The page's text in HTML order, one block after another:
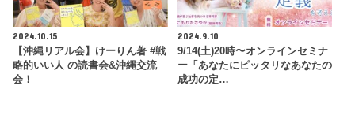
2024.10.15
【沖縄リアル会】けーりん著 #戦
略的いい人 の読書会&沖縄交流
会！
2024.9.10
9/14(土)20時〜オンラインセミナ
ー「あなたにピッタリなあなたの
成功の定…